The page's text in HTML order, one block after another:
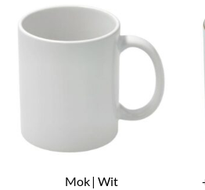
Mok | Wit